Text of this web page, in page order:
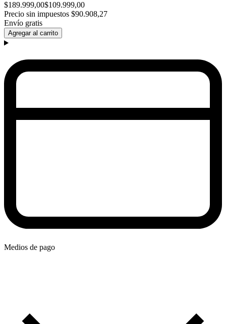
$189.999,00$109.999,00
Precio sin impuestos $90.908,27
Envío gratis
Agregar al carrito
Medios de pago